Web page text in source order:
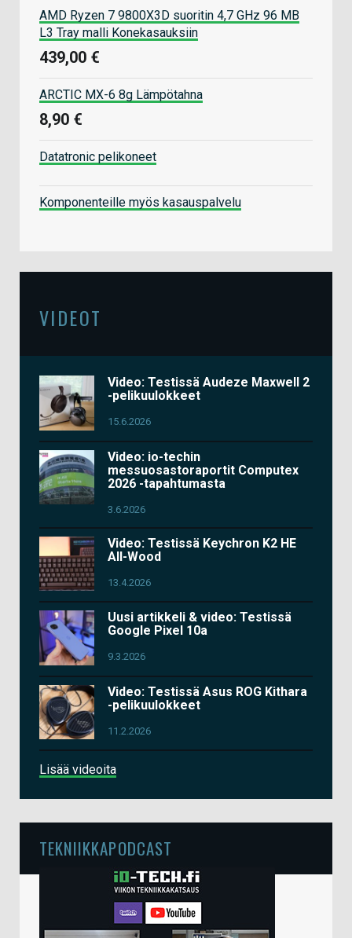
AMD Ryzen 7 9800X3D suoritin 4,7 GHz 96 MB
L3 Tray malli Konekasauksiin
439,00 €
ARCTIC MX-6 8g Lämpötahna
8,90 €
Datatronic pelikoneet
Komponenteille myös kasauspalvelu
VIDEOT
Video: Testissä Audeze Maxwell 2
-pelikuulokkeet
15.6.2026
Video: io-techin
messuosastoraportit Computex
2026 -tapahtumasta
3.6.2026
Video: Testissä Keychron K2 HE
All-Wood
13.4.2026
Uusi artikkeli & video: Testissä
Google Pixel 10a
9.3.2026
Video: Testissä Asus ROG Kithara
-pelikuulokkeet
11.2.2026
Lisää videoita
TEKNIIKKAPODCAST